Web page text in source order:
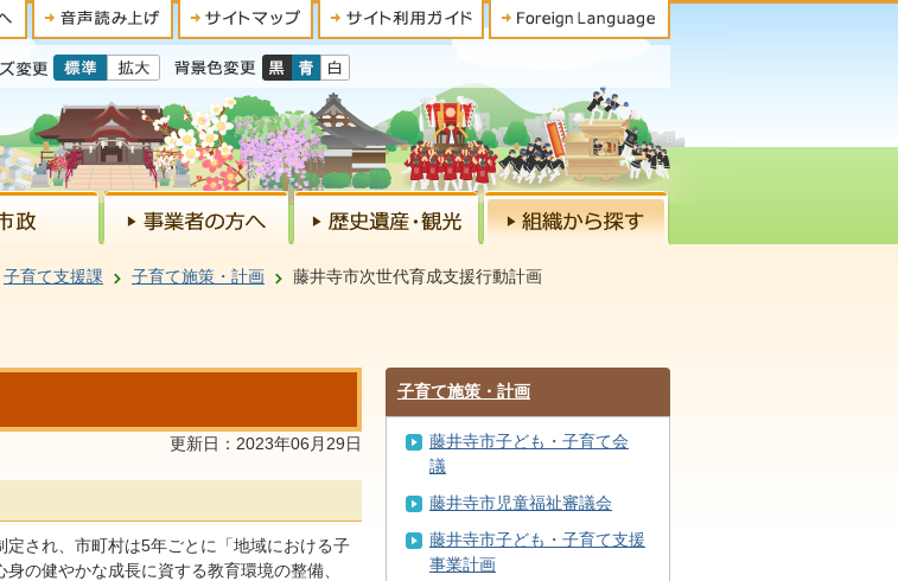
子育て支援課 子育て施策・計画 藤井寺市次世代育成支援行動計画
更新日：2023年06月29日
され、市町村は5年ごとに「地域における子
の健やかな成長に資する教育環境の整備、
子育て施策・計画
藤井寺市子ども・子育て会
議
藤井寺市児童福祉審議会
藤井寺市子ども・子育て支援
事業計画